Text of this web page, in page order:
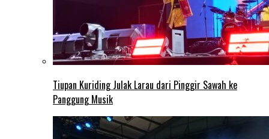
Tiupan Kuriding Julak Larau dari Pinggir Sawah ke
Panggung Musik